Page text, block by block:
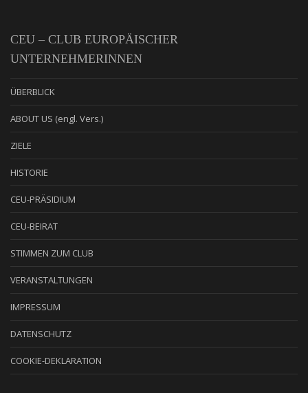
CEU – CLUB EUROPÄISCHER
UNTERNEHMERINNEN
ÜBERBLICK
ABOUT US (engl. Vers.)
ZIELE
HISTORIE
CEU-PRÄSIDIUM
CEU-BEIRAT
STIMMEN ZUM CLUB
VERANSTALTUNGEN
IMPRESSUM
DATENSCHUTZ
COOKIE-DEKLARATION